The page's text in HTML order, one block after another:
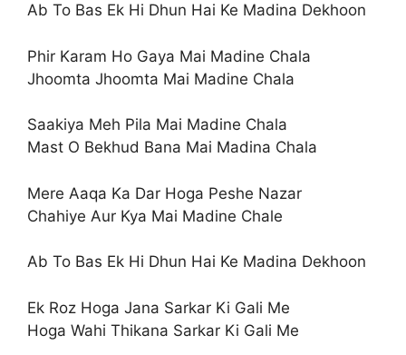
Ab To Bas Ek Hi Dhun Hai Ke Madina Dekhoon
Phir Karam Ho Gaya Mai Madine Chala
Jhoomta Jhoomta Mai Madine Chala
Saakiya Meh Pila Mai Madine Chala
Mast O Bekhud Bana Mai Madina Chala
Mere Aaqa Ka Dar Hoga Peshe Nazar
Chahiye Aur Kya Mai Madine Chale
Ab To Bas Ek Hi Dhun Hai Ke Madina Dekhoon
Ek Roz Hoga Jana Sarkar Ki Gali Me
Hoga Wahi Thikana Sarkar Ki Gali Me